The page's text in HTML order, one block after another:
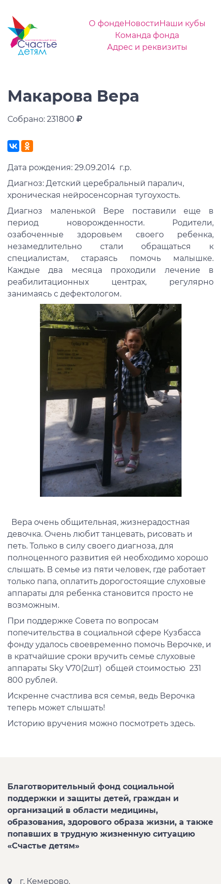
О фондеНовостиНаши кубы
Команда фонда
Адрес и реквизиты
Макарова Вера
Собрано: 231800
Дата рождения: 29.09.2014 г.р.
Диагноз: Детский церебральный паралич,
хроническая нейросенсорная тугоухость.
Диагноз маленькой Вере поставили еще в
период новорожденности. Родители,
озабоченные здоровьем своего ребенка,
незамедлительно стали обращаться к
специалистам, стараясь помочь малышке.
Каждые два месяца проходили лечение в
реабилитационных центрах, регулярно
занимаясь с дефектологом.
Вера очень общительная, жизнерадостная
девочка. Очень любит танцевать, рисовать и
петь. Только в силу своего диагноза, для
полноценного развития ей необходимо хорошо
слышать. В семье из пяти человек, где работает
только папа, оплатить дорогостоящие слуховые
аппараты для ребенка становится просто не
возможным.
При поддержке Совета по вопросам
попечительства в социальной сфере Кузбасса
фонду удалось своевременно помочь Верочке, и
в кратчайшие сроки вручить семье слуховые
аппараты Sky V70(2шт) общей стоимостью 231
800 рублей.
Искренне счастлива вся семья, ведь Верочка
теперь может слышать!
Историю вручения можно посмотреть здесь.
Благотворительный фонд социальной
поддержки и защиты детей, граждан и
организаций в области медицины,
образования, здорового образа жизни, а также
попавших в трудную жизненную ситуацию
«Счастье детям»
г. Кемерово,